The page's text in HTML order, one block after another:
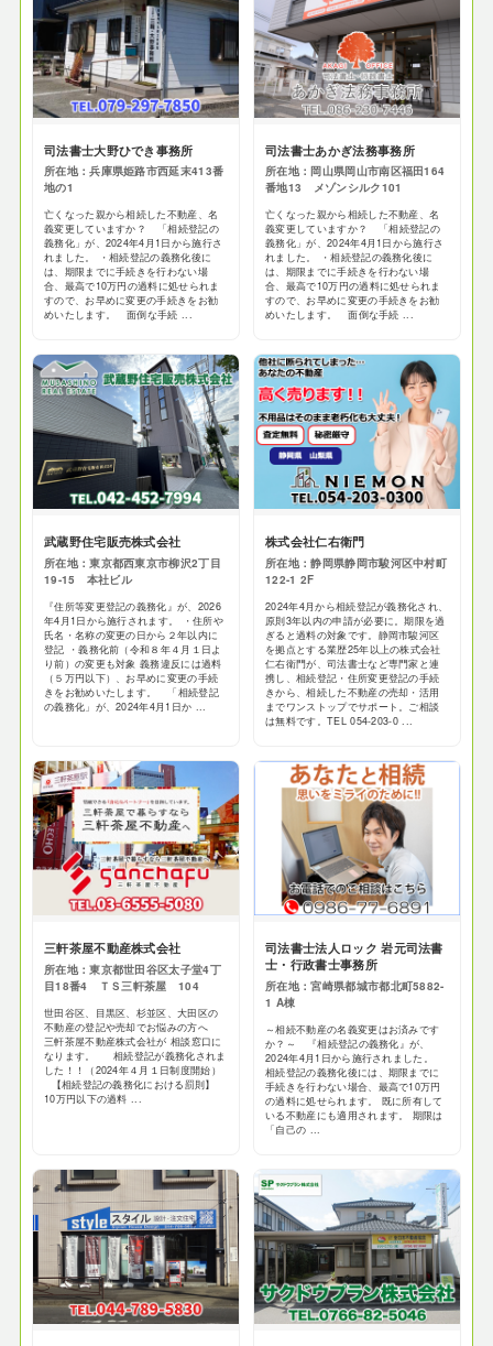
司法書士大野ひでき事務所
所在地：兵庫県姫路市西延末413番
地の1
亡くなった親から相続した不動産、名
義変更していますか？ 「相続登記の
義務化」が、2024年4月1日から施行さ
れました。 ・相続登記の義務化後に
は、期限までに手続きを行わない場
合、最高で10万円の過料に処せられま
すので、お早めに変更の手続きをお勧
めいたします。 面倒な手続 ...
司法書士あかぎ法務事務所
所在地：岡山県岡山市南区福田164
番地13 メゾンシルク101
亡くなった親から相続した不動産、名
義変更していますか？ 「相続登記の
義務化」が、2024年4月1日から施行さ
れました。 ・相続登記の義務化後に
は、期限までに手続きを行わない場
合、最高で10万円の過料に処せられま
すので、お早めに変更の手続きをお勧
めいたします。 面倒な手続 ...
武蔵野住宅販売株式会社
所在地：東京都西東京市柳沢2丁目
19-15 本社ビル
『住所等変更登記の義務化』が、2026
年4月1日から施行されます。 ・住所や
氏名・名称の変更の日から２年以内に
登記 ・義務化前（令和８年４月１日よ
り前）の変更も対象 義務違反には過料
（５万円以下）、お早めに変更の手続
きをお勧めいたします。 「相続登記
の義務化」が、2024年4月1日か ...
株式会社仁右衛門
所在地：静岡県静岡市駿河区中村町
122-1 2F
2024年4月から相続登記が義務化され、
原則3年以内の申請が必要に。期限を過
ぎると過料の対象です。静岡市駿河区
を拠点とする業歴25年以上の株式会社
仁右衛門が、司法書士など専門家と連
携し、相続登記・住所変更登記の手続
きから、相続した不動産の売却・活用
までワンストップでサポート。ご相談
は無料です。TEL 054-203-0 ...
三軒茶屋不動産株式会社
所在地：東京都世田谷区太子堂4丁
目18番4 ＴＳ三軒茶屋 104
世田谷区、目黒区、杉並区、大田区の
不動産の登記や売却でお悩みの方へ
三軒茶屋不動産株式会社が 相談窓口に
なります。 相続登記が義務化されま
した！！（2024年４月１日制度開始）
【相続登記の義務化における罰則】
10万円以下の過料 ...
司法書士法人ロック 岩元司法書
士・行政書士事務所
所在地：宮崎県都城市都北町5882-
1 A棟
～相続不動産の名義変更はお済みです
か？～ 『相続登記の義務化』が、
2024年4月1日から施行されました。
相続登記の義務化後には、期限までに
手続きを行わない場合、最高で10万円
の過料に処せられます。 既に所有して
いる不動産にも適用されます。 期限は
「自己の ...